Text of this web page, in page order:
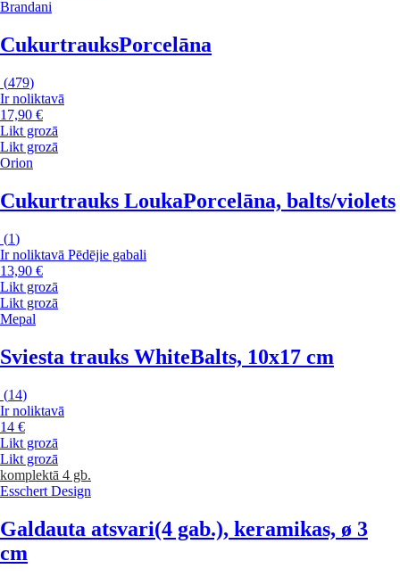
Brandani
CukurtrauksPorcelāna
(479)
Ir noliktavā
17,90 €
Likt grozā
Likt grozā
Orion
Cukurtrauks LoukaPorcelāna, balts/violets
(1)
Ir noliktavā Pēdējie gabali
13,90 €
Likt grozā
Likt grozā
Mepal
Sviesta trauks WhiteBalts, 10x17 cm
(14)
Ir noliktavā
14 €
Likt grozā
Likt grozā
komplektā 4 gb.
Esschert Design
Galdauta atsvari(4 gab.), keramikas, ø 3
cm